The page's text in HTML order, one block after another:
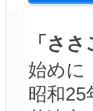
「さ
始めに
昭和25